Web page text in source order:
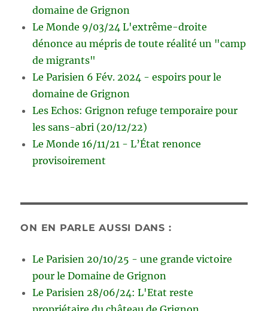
domaine de Grignon
Le Monde 9/03/24 L'extrême-droite
dénonce au mépris de toute réalité un "camp
de migrants"
Le Parisien 6 Fév. 2024 - espoirs pour le
domaine de Grignon
Les Echos: Grignon refuge temporaire pour
les sans-abri (20/12/22)
Le Monde 16/11/21 - L’État renonce
provisoirement
ON EN PARLE AUSSI DANS :
Le Parisien 20/10/25 - une grande victoire
pour le Domaine de Grignon
Le Parisien 28/06/24: L'Etat reste